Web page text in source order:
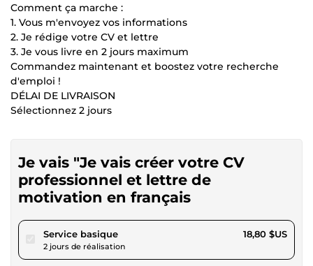
Comment ça marche :
1. Vous m'envoyez vos informations
2. Je rédige votre CV et lettre
3. Je vous livre en 2 jours maximum
Commandez maintenant et boostez votre recherche
d'emploi !
DÉLAI DE LIVRAISON
Sélectionnez 2 jours
Je vais "Je vais créer votre CV
professionnel et lettre de
motivation en français
Service basiquepour 17,32 $US
2 jours de réalisation
18,80 $US